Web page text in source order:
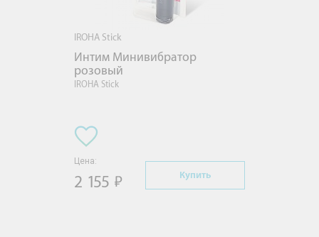
IROHA Stick
Интим Минивибратор
розовый
IROHA Stick
Цена:
2 155 Купить